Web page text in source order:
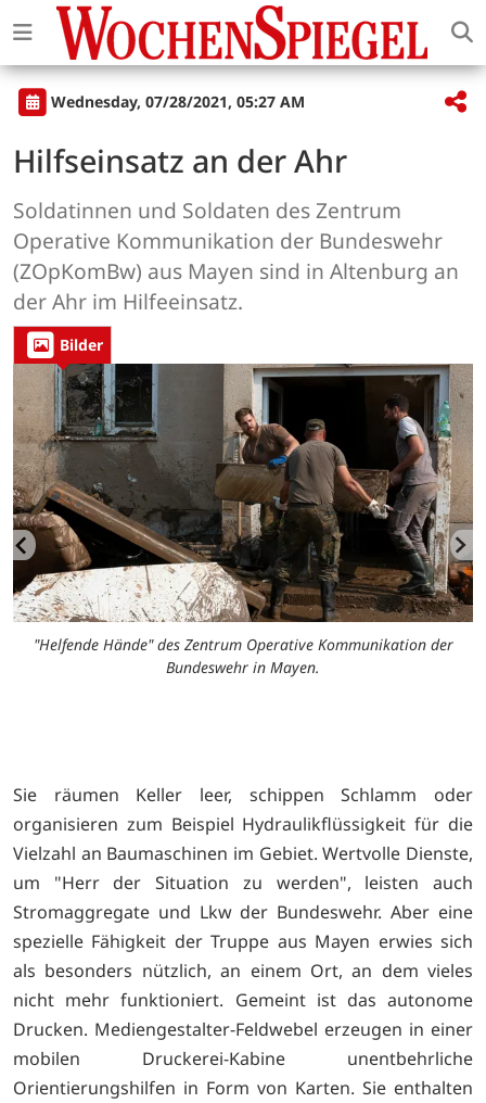
Wednesday, 07/28/2021, 05:27 AM
Hilfseinsatz an der Ahr
Soldatinnen und Soldaten des Zentrum
Operative Kommunikation der Bundeswehr
(ZOpKomBw) aus Mayen sind in Altenburg an
der Ahr im Hilfeeinsatz.
Bilder
"Helfende Hände" des Zentrum Operative Kommunikation der
Bundeswehr in Mayen.
Sie räumen Keller leer, schippen Schlamm oder
organisieren zum Beispiel Hydraulikflüssigkeit für die
Vielzahl an Baumaschinen im Gebiet. Wertvolle Dienste,
um "Herr der Situation zu werden", leisten auch
Stromaggregate und Lkw der Bundeswehr. Aber eine
spezielle Fähigkeit der Truppe aus Mayen erwies sich
als besonders nützlich, an einem Ort, an dem vieles
nicht mehr funktioniert. Gemeint ist das autonome
Drucken. Mediengestalter-Feldwebel erzeugen in einer
mobilen Druckerei-Kabine unentbehrliche
Orientierungshilfen in Form von Karten. Sie enthalten